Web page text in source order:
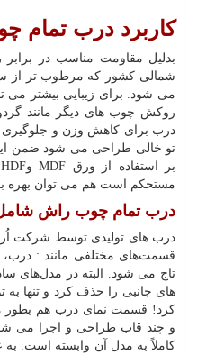
کاربرد درب تمام
بدلیل مقاومت مناسب در
شمالی کشور که مرطوب تر از
می شود. برای زیبایی بیشتر می
روکش چوب های دیگر مانند
درب برای کاهش وزن و جلوگیری
تو خالی طراحی می شود ضمن
مستحکم است هم می توان بهره
درب تمام چوب راش
درب های تولیدی توسط شرکت
قسمت‌های مختلفی مانند :
تاج می شود. البته در مدل‌های
های جانبی را حذف کرد و تنها به
کرد! قسمت نمای درب هم بطور
و چند قاب طراحی و اجرا می
کاملاً به مدل آن وابسته است.